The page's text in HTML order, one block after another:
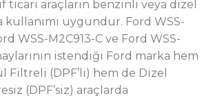
ticari araçların benzinli veya dizel
kullanımı uygundur. Ford WSS-
WSS-M2C913-C ve Ford WSS-
istendiği Ford marka hem
Filtreli (DPF’li) hem de Dizel
(DPF’siz) araçlarda